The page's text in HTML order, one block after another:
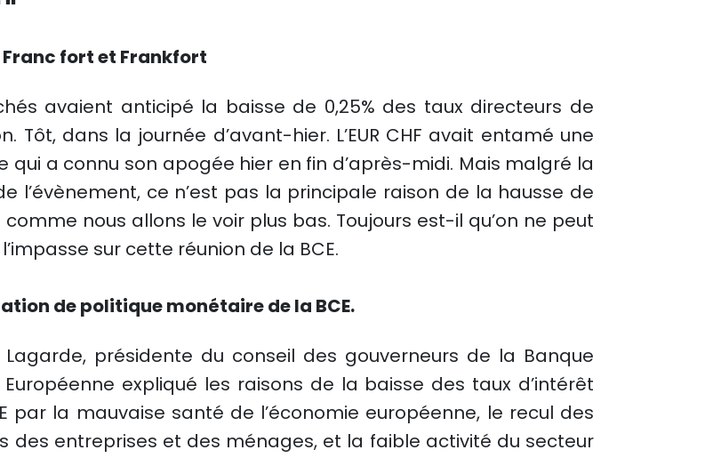
. Franc fort et Frankfort
avaient anticipé la baisse de 0,25% des taux directeurs de
Tôt, dans la journée d’avant-hier. L’EUR CHF avait entamé une
qui a connu son apogée hier en fin d’après-midi. Mais malgré la
l’évènement, ce n’est pas la principale raison de la hausse de
comme nous allons le voir plus bas. Toujours est-il qu’on ne peut
sur cette réunion de la BCE.
de politique monétaire de la BCE.
Lagarde, présidente du conseil des gouverneurs de la Banque
expliqué les raisons de la baisse des taux d’intérêt
par la mauvaise santé de l’économie européenne, le recul des
des entreprises et des ménages, et la faible activité du secteur